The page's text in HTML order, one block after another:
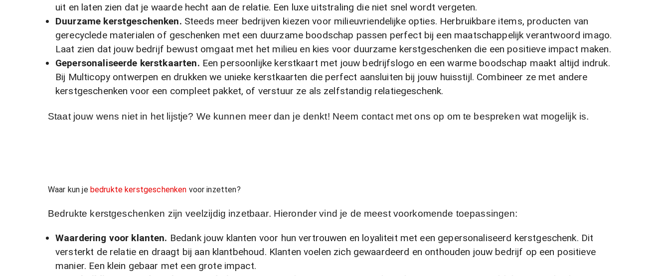
uit en laten zien dat je waarde hecht aan de relatie. Een luxe uitstraling die niet snel wordt vergeten.
Duurzame kerstgeschenken. Steeds meer bedrijven kiezen voor milieuvriendelijke opties. Herbruikbare items, producten van
gerecyclede materialen of geschenken met een duurzame boodschap passen perfect bij een maatschappelijk verantwoord imago.
Laat zien dat jouw bedrijf bewust omgaat met het milieu en kies voor duurzame kerstgeschenken die een positieve impact maken.
Gepersonaliseerde kerstkaarten. Een persoonlijke kerstkaart met jouw bedrijfslogo en een warme boodschap maakt altijd indruk.
Bij Multicopy ontwerpen en drukken we unieke kerstkaarten die perfect aansluiten bij jouw huisstijl. Combineer ze met andere
kerstgeschenken voor een compleet pakket, of verstuur ze als zelfstandig relatiegeschenk.
Staat jouw wens niet in het lijstje? We kunnen meer dan je denkt! Neem contact met ons op om te bespreken wat mogelijk is.
Waar kun je bedrukte kerstgeschenken voor inzetten?
Bedrukte kerstgeschenken zijn veelzijdig inzetbaar. Hieronder vind je de meest voorkomende toepassingen:
Waardering voor klanten. Bedank jouw klanten voor hun vertrouwen en loyaliteit met een gepersonaliseerd kerstgeschenk. Dit
versterkt de relatie en draagt bij aan klantbehoud. Klanten voelen zich gewaardeerd en onthouden jouw bedrijf op een positieve
manier. Een klein gebaar met een grote impact.